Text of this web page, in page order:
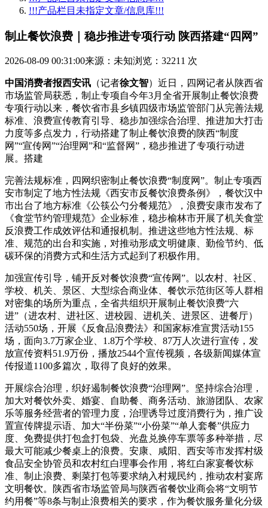
!!!产品栏目未指定文章/信息库!!!
制止餐饮浪费｜稳步推进专项行动 陕西搭建“四网”
2026-08-09 00:31:00来源：未知浏览：32211 次
中国消费者报西安讯 （记者徐文智）近日，四网记者从陕西省
市场监管局获悉，制止专项自今年3月全省开展制止餐饮浪费
专项行动以来，餐饮省市县乡镇四级市场监管部门从完善法规
标准、浪费宣传教育引导、稳步加强综合治理、推进加大打击
力度等多点发力，行动搭建了制止餐饮浪费的陕西“制度
网”“宣传网”“治理网”和“监督网”，稳步推进了专项行动进
展。搭建
完善法规标准，四网织密制止餐饮浪费“制度网”。制止专项西
安市制定了地方性法规《西安市反餐饮浪费条例》，餐饮汉中
市出台了地方标准《公筷公勺分餐规范》，浪费安康市发布了
《食堂节约管理规范》企业标准，稳步榆林市开展了机关食堂
反浪费工作成效评估和通报机制。推进这些地方性法规、标
准、规范的出台和实施，对推动形成文明健康、勤俭节约、低
碳环保的消费方式和生活方式起到了积极作用。
加强宣传引导，铺开反对餐饮浪费“宣传网”。以农村、社区、
学校、机关、景区、大型综合商业体、餐饮示范街区等人群相
对密集的场所为重点，全省共组织开展制止餐饮浪费“六
进”（进农村、进社区、进校园、进机关、进景区、进餐厅）
活动550场，开展《反食品浪费法》和国家标准宣贯活动155
场，面向3.7万家企业、1.8万个学校、87万人次进行宣传，发
放宣传资料51.9万份，播放2544个宣传视频，各级新闻媒体宣
传报道1100多篇次，取得了良好的效果。
开展综合治理，织好遏制餐饮浪费“治理网”。坚持综合治理，
加大对餐饮外卖、婚宴、自助餐、商务活动、旅游团队、农家
乐等服务经营者的管理力度，治理诱导过度消费行为，推广设
置宣传牌提示语、加大“半份菜”“小份菜”“单人套餐”供应力
度、免费提供打包盒打包袋、光盘兑换停车票等多种举措，尽
最大可能减少餐桌上的浪费。安康、咸阳、西安等市发挥村级
食品安全协管员和农村红白理事会作用，将红白家宴餐饮标
准、制止浪费、剩菜打包等要求纳入村规民约，推动农村宴席
文明餐饮。陕西省市场监管局与陕西省餐饮业商会将“文明节
约用餐”等8条与制止浪费相关的要求，作为餐饮服务量化分级